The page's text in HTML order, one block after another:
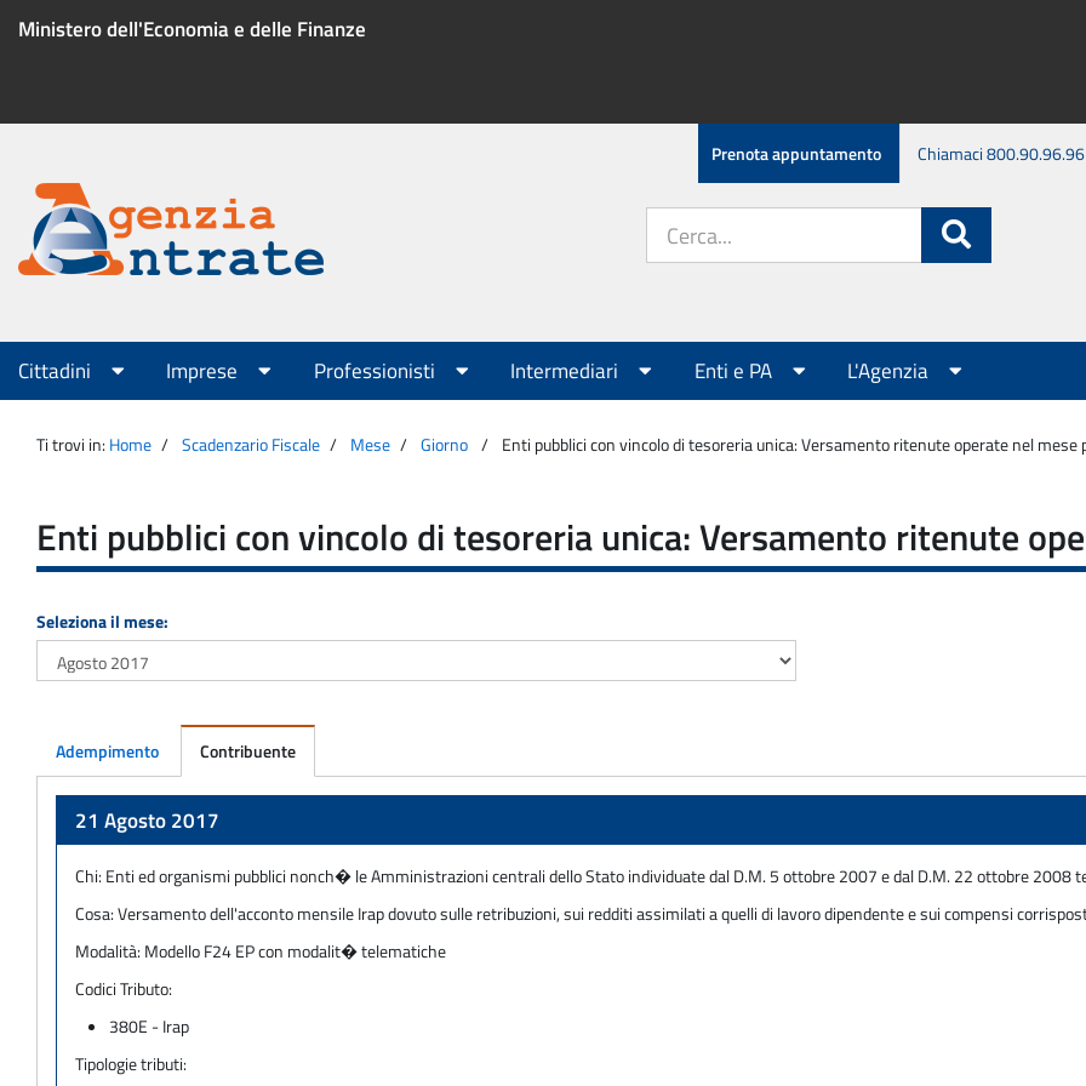
Ministero dell'Economia e delle Finanze
Menu
servizio
Prenota appuntamento Chiamaci 800.90.96.96
Agenzia
Entrate
sito:
Menu
principale
Cittadini Imprese Professionisti Intermediari Enti e PA L'Agenzia
Ti trovi in: Home Scadenzario Fiscale Mese Giorno Enti pubblici con vincolo di tesoreria unica: Versamento ritenute operate nel mese
Enti pubblici con vincolo di tesoreria unica: Versamento ritenute
Seleziona il mese:
Adempimento Contribuente
21 Agosto 2017
Chi: Enti ed organismi pubblici nonch� le Amministrazioni centrali dello Stato individuate dal D.M. 5 ottobre 2007 e dal D.M. 22 ottobre
Cosa:Versamento dell'acconto mensile Irap dovuto sulle retribuzioni, sui redditi assimilati a quelli di lavoro dipendente e sui compensi
Modalità: Modello F24 EP con modalit� telematiche
Codici Tributo:
380E - Irap
Tipologie tributi: